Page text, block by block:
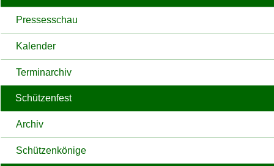
Pressesschau
Kalender
Terminarchiv
Schützenfest
Archiv
Schützenkönige